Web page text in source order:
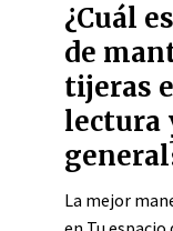
¿Cuál
de
tijeras
lectura
La mejor